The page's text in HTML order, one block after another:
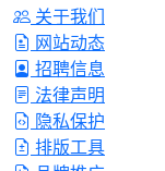
关于我们
网站动态
招聘信息
法律声明
隐私保护
排版工具